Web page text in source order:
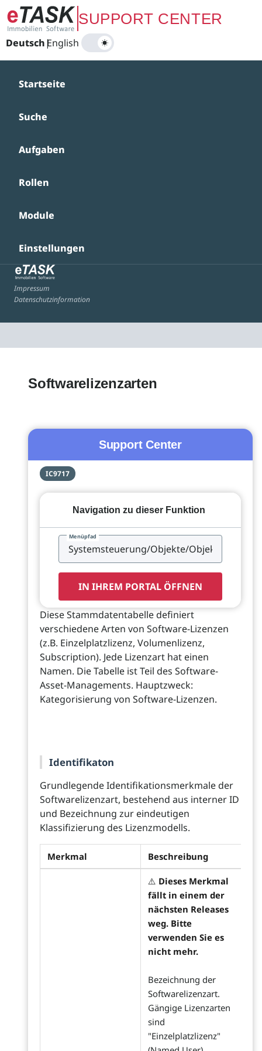
Zum Hauptinhalt springenSUPPORT CENTER
Deutsch|
English
Startseite
Suche
Aufgaben
Rollen
Module
Einstellungen
Impressum
Datenschutzinformation
Softwarelizenzarten
Support Center
IC9717
Navigation zu dieser Funktion
Menüpfad
IN IHREM PORTAL ÖFFNEN
Diese Stammdatentabelle definiert
verschiedene Arten von Software-Lizenzen
(z.B. Einzelplatzlizenz, Volumenlizenz,
Subscription). Jede Lizenzart hat einen
Namen. Die Tabelle ist Teil des Software-
Asset-Managements. Hauptzweck:
Kategorisierung von Software-Lizenzen.
Identifikaton
Grundlegende Identifikationsmerkmale der
Softwarelizenzart, bestehend aus interner ID
und Bezeichnung zur eindeutigen
Klassifizierung des Lizenzmodells.
Merkmal Beschreibung
⚠️ Dieses Merkmal
fällt in einem der
nächsten Releases
weg. Bitte
verwenden Sie es
nicht mehr.
Bezeichnung der
Softwarelizenzart.
Gängige Lizenzarten
sind
"Einzelplatzlizenz"